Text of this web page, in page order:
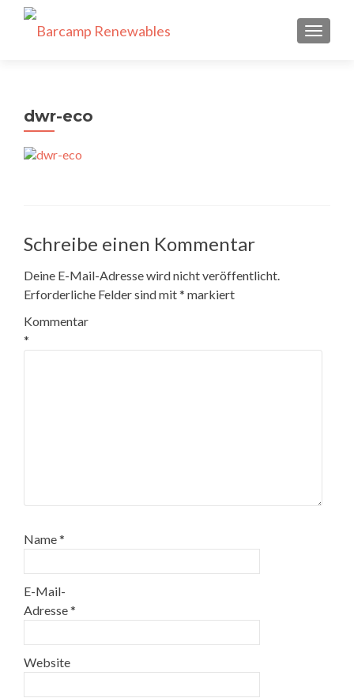
dwr-eco
Schreibe einen Kommentar
Deine E-Mail-Adresse wird nicht veröffentlicht.
Erforderliche Felder sind mit* markiert
Kommentar
*
Name*
E-Mail-
Adresse*
Website